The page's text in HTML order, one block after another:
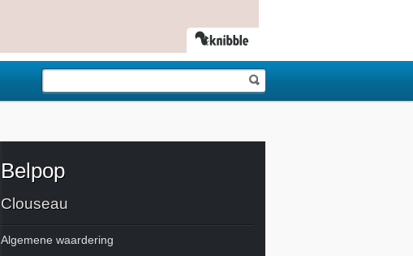
Belpop
Clouseau
Algemene waardering